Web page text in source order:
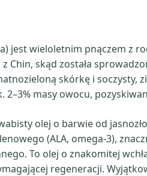
jest wieloletnim pnączem z
skąd została
skórkę i soczysty,
masy owocu,
olej o barwie od
(ALA, omega-3),
To olej o znakomitej
regeneracji.